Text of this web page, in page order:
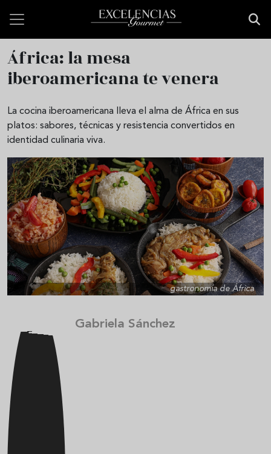
África: la mesa
iberoamericana te venera
La cocina iberoamericana lleva el alma de África en sus
platos: sabores, técnicas y resistencia convertidos en
identidad culinaria viva.
gastronomía de África
Gabriela Sánchez